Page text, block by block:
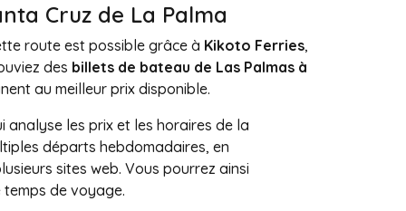
Cruz de La Palma
route est possible grâce à Kikoto Ferries,
des billets de bateau de Las Palmas à
au meilleur prix disponible.
analyse les prix et les horaires de la
départs hebdomadaires, en
sites web. Vous pourrez ainsi
de voyage.